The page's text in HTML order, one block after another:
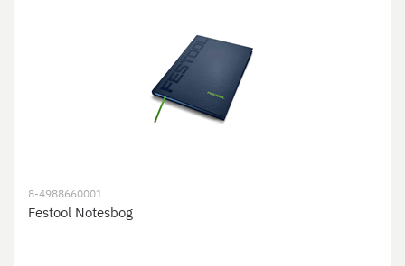
8-4988660001
Festool Notesbog